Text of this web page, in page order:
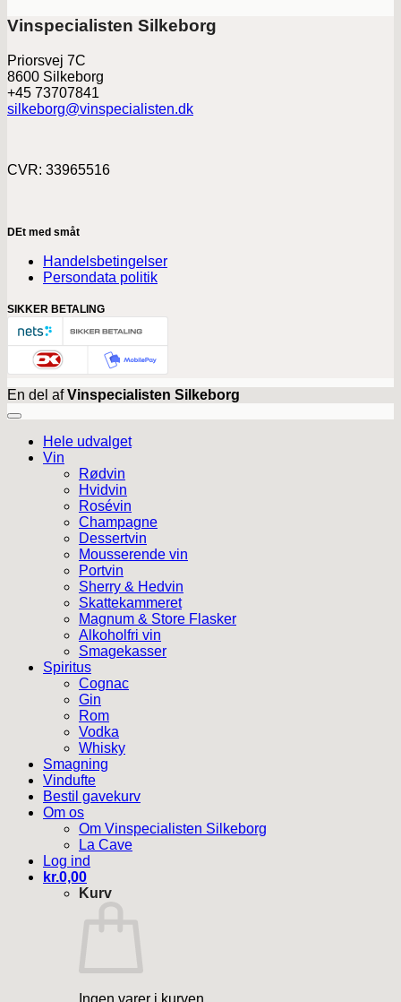
Vinspecialisten Silkeborg
Priorsvej 7C
8600 Silkeborg
+45 73707841
silkeborg@vinspecialisten.dk
CVR: 33965516
DEt med småt
Handelsbetingelser
Persondata politik
SIKKER BETALING
En del afVinspecialisten Silkeborg
Hele udvalget
Vin
Rødvin
Hvidvin
Rosévin
Champagne
Dessertvin
Mousserende vin
Portvin
Sherry & Hedvin
Skattekammeret
Magnum & Store Flasker
Alkoholfri vin
Smagekasser
Spiritus
Cognac
Gin
Rom
Vodka
Whisky
Smagning
Vindufte
Bestil gavekurv
Om os
Om Vinspecialisten Silkeborg
La Cave
Log ind
kr.0,00
Kurv
Ingen varer i kurven.